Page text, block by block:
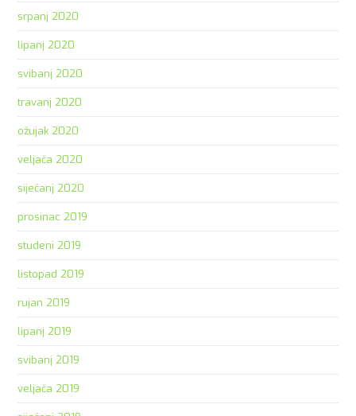
srpanj 2020
lipanj 2020
svibanj 2020
travanj 2020
ožujak 2020
veljača 2020
siječanj 2020
prosinac 2019
studeni 2019
listopad 2019
rujan 2019
lipanj 2019
svibanj 2019
veljača 2019